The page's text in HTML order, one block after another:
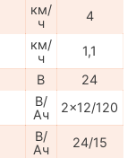
км/
ч
4
км/
ч
1,1
В
24
В/
Ач
2x12/120
В/
Ач
24/15